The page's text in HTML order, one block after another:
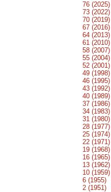
76 (2025)
73 (2022)
70 (2019)
67 (2016)
64 (2013)
61 (2010)
58 (2007)
55 (2004)
52 (2001)
49 (1998)
46 (1995)
43 (1992)
40 (1989)
37 (1986)
34 (1983)
31 (1980)
28 (1977)
25 (1974)
22 (1971)
19 (1968)
16 (1965)
13 (1962)
10 (1959)
6 (1955)
2 (1951)